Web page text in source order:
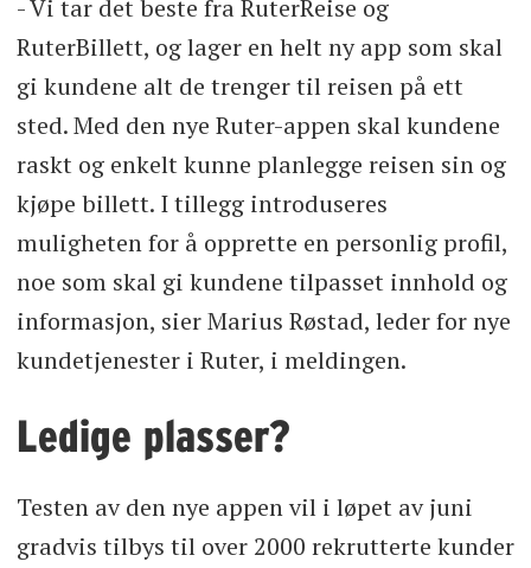
- Vi tar det beste fra RuterReise og
RuterBillett, og lager en helt ny app som skal
gi kundene alt de trenger til reisen på ett
sted. Med den nye Ruter-appen skal kundene
raskt og enkelt kunne planlegge reisen sin og
kjøpe billett. I tillegg introduseres
muligheten for å opprette en personlig profil,
noe som skal gi kundene tilpasset innhold og
informasjon, sier Marius Røstad, leder for nye
kundetjenester i Ruter, i meldingen.
Ledige plasser?
Testen av den nye appen vil i løpet av juni
gradvis tilbys til over 2000 rekrutterte kunder